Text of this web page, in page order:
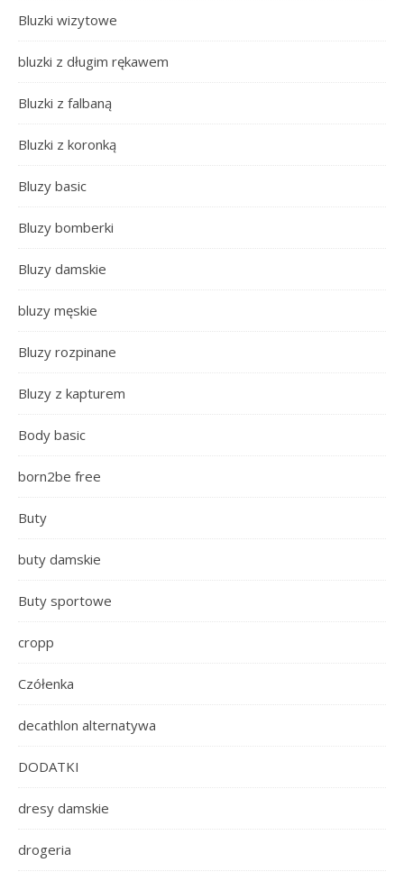
Bluzki wizytowe
bluzki z długim rękawem
Bluzki z falbaną
Bluzki z koronką
Bluzy basic
Bluzy bomberki
Bluzy damskie
bluzy męskie
Bluzy rozpinane
Bluzy z kapturem
Body basic
born2be free
Buty
buty damskie
Buty sportowe
cropp
Czółenka
decathlon alternatywa
DODATKI
dresy damskie
drogeria